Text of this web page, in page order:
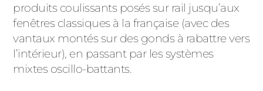
produits coulissants posés sur rail jusqu’aux
fenêtres classiques à la française (avec des
vantaux montés sur des gonds à rabattre vers
l’intérieur), en passant par les systèmes
mixtes oscillo-battants.